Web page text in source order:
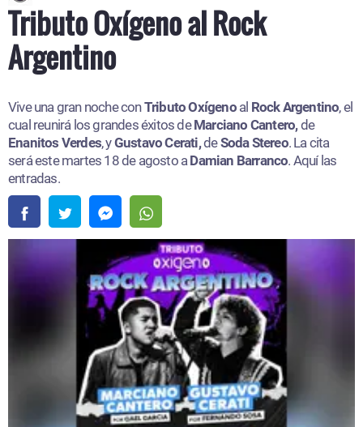
Tributo Oxígeno al Rock
Argentino
Vive una gran noche conTributo Oxígenoal Rock Argentino, el
cual reunirá los grandes éxitos deMarciano Cantero,de
Enanitos Verdes, yGustavo Cerati,deSoda Stereo. La cita
será este martes 18 de agosto aDamian Barranco. Aquí las
entradas.​